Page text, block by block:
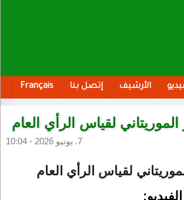
الأرشيف إتصل بنا Français
لقياس الرأي العام
7. يونيو 2026 - 10:04
لقياس الرأي العام
الفيديو: